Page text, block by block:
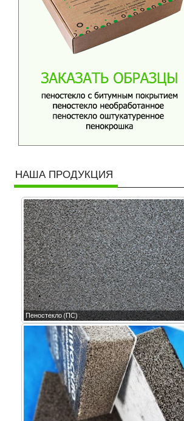
НАША ПРОДУКЦИЯ
Пеностекло (ПС)